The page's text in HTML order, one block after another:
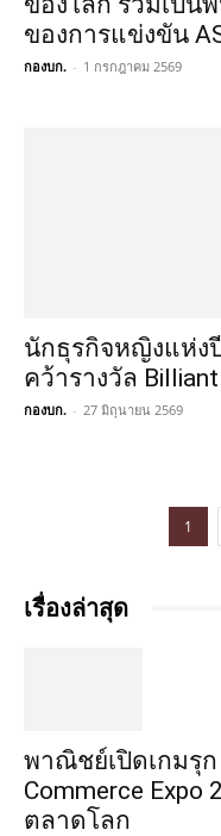
ของการแข่งขัน
กองบก. - 1 กรกฎาคม 2569
นักธุรกิจหญิงแห่ง
คว้ารางวัล
กองบก. - 27 มิถุนายน 2569
1
เรื่องล่าสุด
พาณิชย์เปิดเกมรุก
Commerce
ตลาดโลก